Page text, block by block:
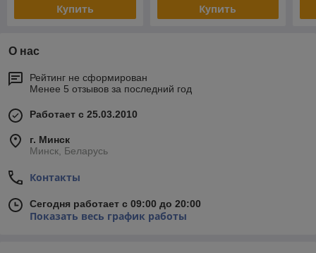
Купить Купить
О нас
Рейтинг не сформирован
Менее 5 отзывов за последний год
Работает с 25.03.2010
г. Минск
Минск, Беларусь
Контакты
Сегодня работает с 09:00 до 20:00
Показать весь график работы